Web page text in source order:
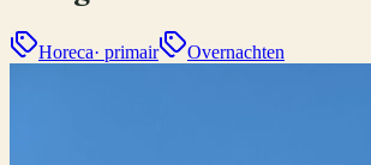
Horeca· primair Overnachten